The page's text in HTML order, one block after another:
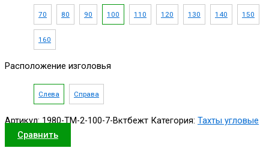
70 80 90 100 110 120 130 140 150
160
Расположение изголовья
Слева Справа
Артикул:1980-ТМ-2-100-7-Вктбежт Категория: Тахты угловые
Сравнить